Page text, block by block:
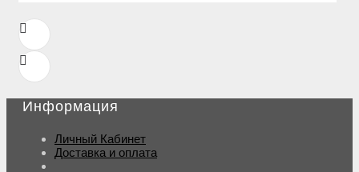
Информация
Личный Кабинет
Доставка и оплата